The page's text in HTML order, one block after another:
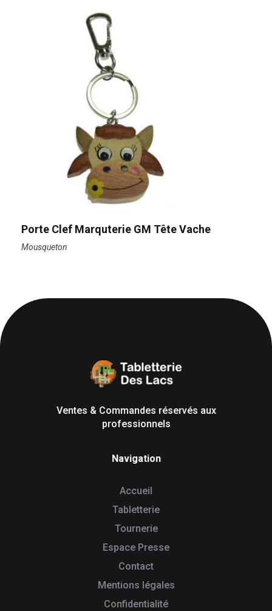
Porte Clef Marquterie GM Tête Vache
Mousqueton
Ventes & Commandes réservés aux
professionnels
Navigation
Accueil
Tabletterie
Tournerie
Espace Presse
Contact
Mentions légales
Confidentialité